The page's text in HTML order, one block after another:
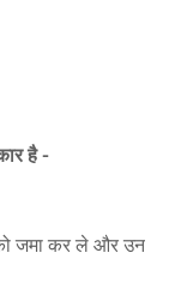
है -
जमा कर ले और